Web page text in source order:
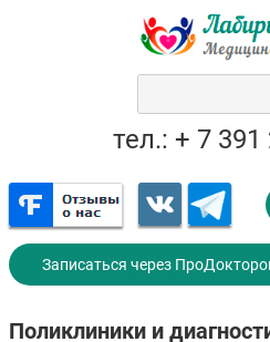
тел.: + 7 391
Записаться через
Поликлиники и